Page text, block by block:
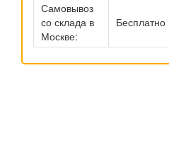
Самовывоз
со склада в
Москве:
Бесплатно